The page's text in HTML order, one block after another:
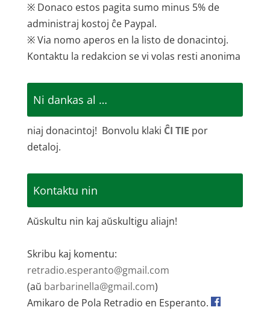
※ Donaco estos pagita sumo minus 5% de
administraj kostoj ĉe Paypal.
※ Via nomo aperos en la listo de donacintoj.
Kontaktu la redakcion se vi volas resti anonima
Ni dankas al …
niaj donacintoj! Bonvolu klaki ĈI TIE por
detaloj.
Kontaktu nin
Aŭskultu nin kaj aŭskultigu aliajn!
Skribu kaj komentu:
retradio.esperanto@gmail.com
(aŭ barbarinella@gmail.com)
Amikaro de Pola Retradio en Esperanto.